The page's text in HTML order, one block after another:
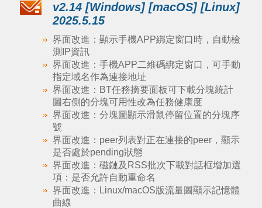
v2.14 [Windows] [macOS] [Linux]
2025.5.15
界面改進：顯示手機APP綁定窗口時，自動檢
測IP資訊
界面改進：手機APP二維碼綁定窗口，可手動
指定域名作為連接地址
界面改進：BT任務摘要面板可下載分塊統計
圖右側的分塊可用性改為任務健康度
界面改進：分塊圖顯示滑鼠停留位置的分塊序
號
界面改進：peer列表對正在連接的peer，顯示
是否處於pending狀態
界面改進：磁鏈及RSS批次下載對話框增加選
項：是否允許自動重命名
界面改進：Linux/macOS版流量圖顯示記憶體
曲線